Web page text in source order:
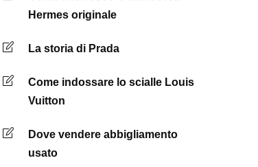
Hermes originale
La storia di Prada
Come indossare lo scialle Louis
Vuitton
Dove vendere abbigliamento
usato